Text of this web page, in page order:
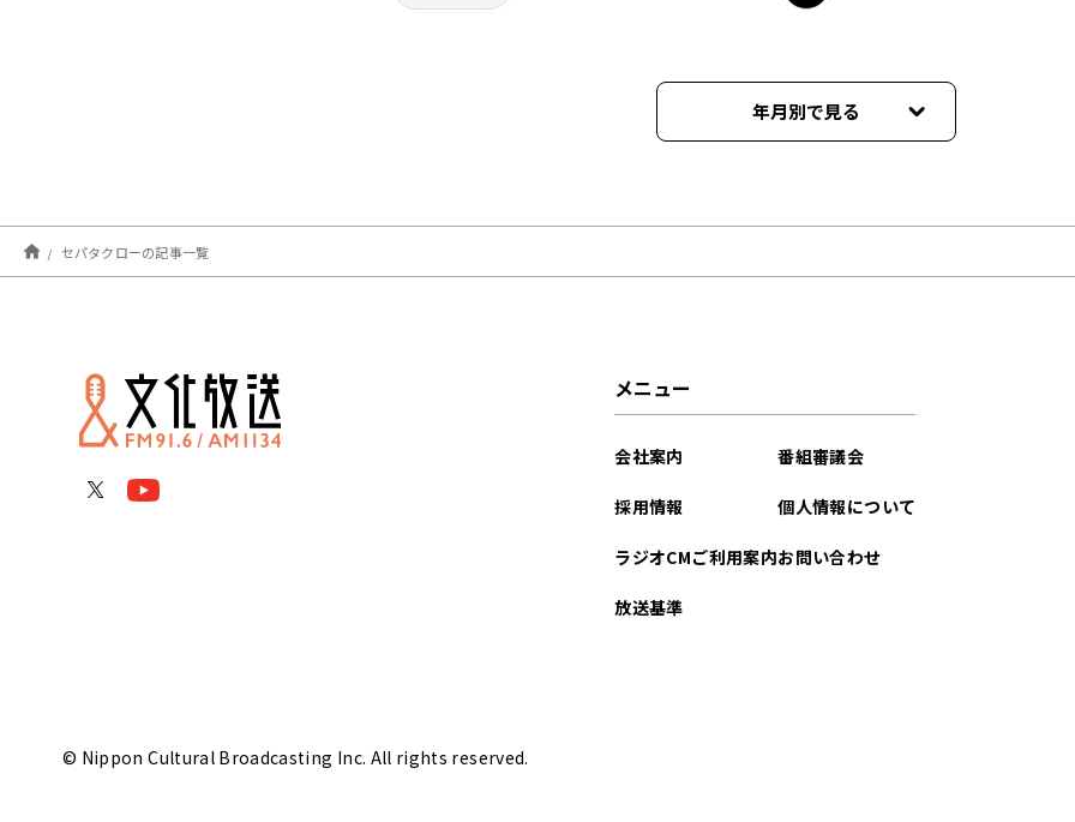
年月別で見る
セパタクローの記事一覧
メニュー
会社案内
採用情報
ラジオCMご利用案内
放送基準
番組審議会
個人情報について
お問い合わせ
© Nippon Cultural Broadcasting Inc. All rights reserved.